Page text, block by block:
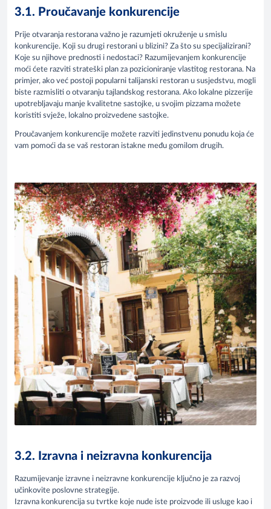
3.1. Proučavanje konkurencije
Prije otvaranja restorana važno je razumjeti okruženje u smislu
konkurencije. Koji su drugi restorani u blizini? Za što su specijalizirani?
Koje su njihove prednosti i nedostaci? Razumijevanjem konkurencije
moći ćete razviti strateški plan za pozicioniranje vlastitog restorana. Na
primjer, ako već postoji popularni talijanski restoran u susjedstvu, mogli
biste razmisliti o otvaranju tajlandskog restorana. Ako lokalne pizzerije
upotrebljavaju manje kvalitetne sastojke, u svojim pizzama možete
koristiti svježe, lokalno proizvedene sastojke.
Proučavanjem konkurencije možete razviti jedinstvenu ponudu koja će
vam pomoći da se vaš restoran istakne među gomilom drugih.
3.2. Izravna i neizravna konkurencija
Razumijevanje izravne i neizravne konkurencije ključno je za razvoj
učinkovite poslovne strategije.
Izravna konkurencija su tvrtke koje nude iste proizvode ili usluge kao i